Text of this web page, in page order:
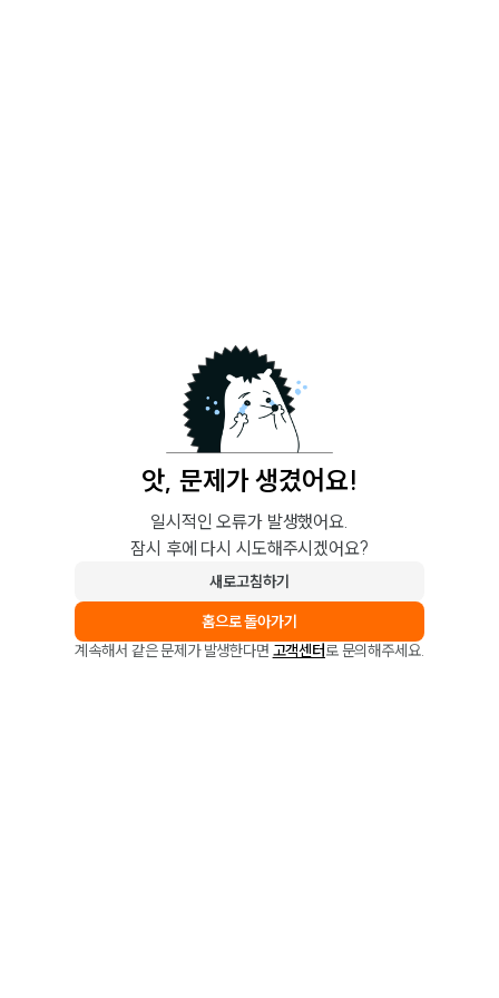
앗, 문제가 생겼어요!
일시적인 오류가 발생했어요.
잠시 후에 다시 시도해주시겠어요?
새로고침하기
홈으로 돌아가기
계속해서 같은 문제가 발생한다면 고객센터로 문의해주세요.